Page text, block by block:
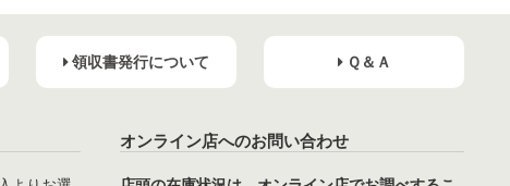
領収書発行について Ｑ＆Ａ
オンライン店へのお問い合わせ